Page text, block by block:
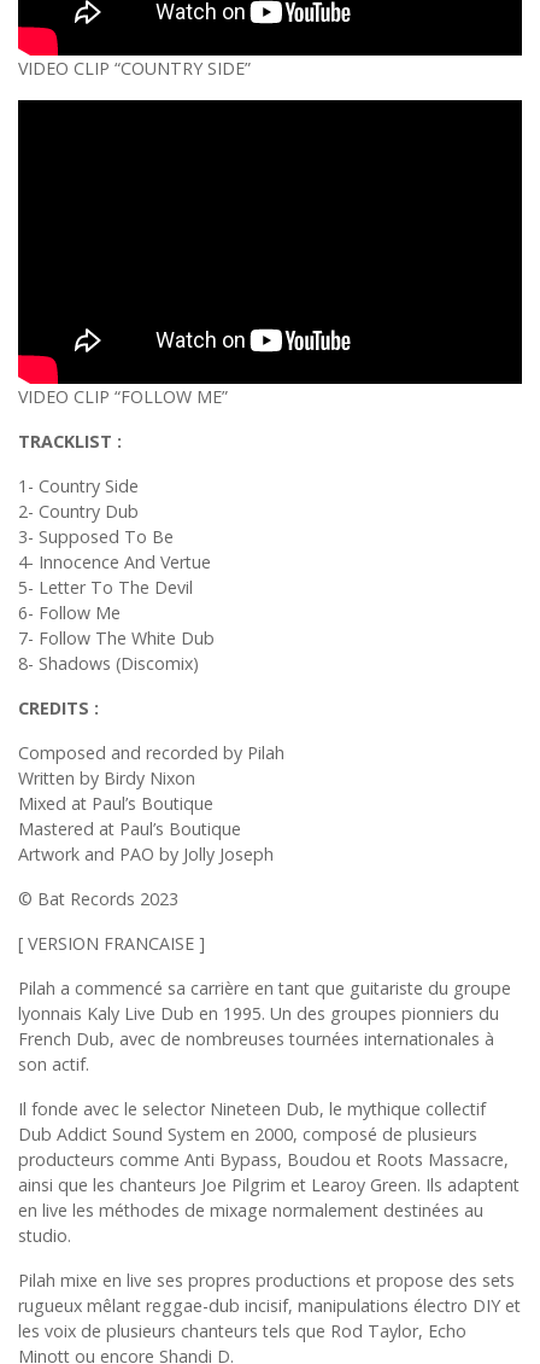
VIDEO CLIP “COUNTRY SIDE”
VIDEO CLIP “FOLLOW ME”
TRACKLIST :
1- Country Side
2- Country Dub
3- Supposed To Be
4- Innocence And Vertue
5- Letter To The Devil
6- Follow Me
7- Follow The White Dub
8- Shadows (Discomix)
CREDITS :
Composed and recorded by Pilah
Written by Birdy Nixon
Mixed at Paul’s Boutique
Mastered at Paul’s Boutique
Artwork and PAO by Jolly Joseph
© Bat Records 2023
[ VERSION FRANCAISE ]
Pilah a commencé sa carrière en tant que guitariste du groupe
lyonnais Kaly Live Dub en 1995. Un des groupes pionniers du
French Dub, avec de nombreuses tournées internationales à
son actif.
Il fonde avec le selector Nineteen Dub, le mythique collectif
Dub Addict Sound System en 2000, composé de plusieurs
producteurs comme Anti Bypass, Boudou et Roots Massacre,
ainsi que les chanteurs Joe Pilgrim et Learoy Green. Ils adaptent
en live les méthodes de mixage normalement destinées au
studio.
Pilah mixe en live ses propres productions et propose des sets
rugueux mêlant reggae-dub incisif, manipulations électro DIY et
les voix de plusieurs chanteurs tels que Rod Taylor, Echo
Minott ou encore Shandi D.